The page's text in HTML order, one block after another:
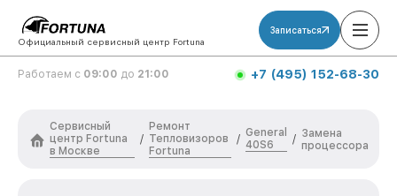
Официальный сервисный центр Fortuna
Записаться
Работаем с 09:00 до 21:00 +7 (495) 152-68-30
Сервисный
центр Fortuna
в Москве
/
Ремонт
Тепловизоров
Fortuna
/
General
40S6
/ Замена
процессора